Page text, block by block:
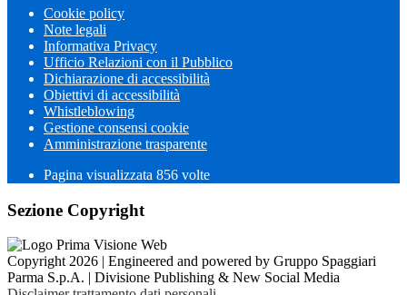
Cookie policy
Note legali
Informativa Privacy
Ufficio Relazioni con il Pubblico
Dichiarazione di accessibilità
Obiettivi di accessibilità
Whistleblowing
Gestione consensi cookie
Amministrazione trasparente
Pagina visualizzata 856 volte
Sezione Copyright
Copyright 2026 | Engineered and powered by Gruppo Spaggiari
Parma S.p.A. | Divisione Publishing & New Social Media